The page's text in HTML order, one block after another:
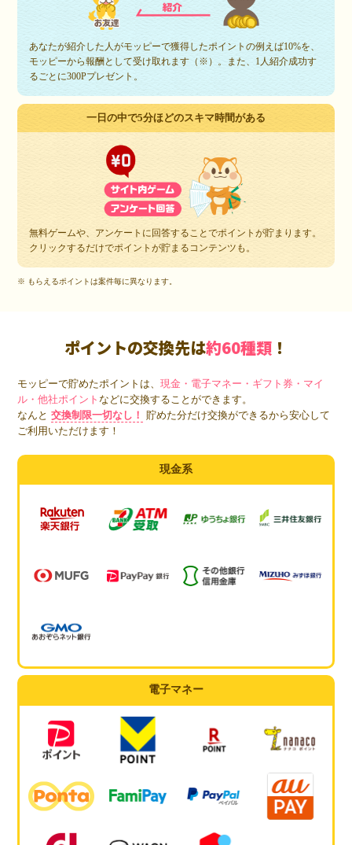
あなたが紹介した人がモッピーで獲得したポイントの例えば10%を、
モッピーから報酬として受け取れます（※）。また、1人紹介成功す
るごとに300Pプレゼント。
一日の中で5分ほどのスキマ時間がある
無料ゲームや、アンケートに回答することでポイントが貯まります。
クリックするだけでポイントが貯まるコンテンツも。
※ もらえるポイントは案件毎に異なります。
ポイントの交換先は約60種類 ！
モッピーで貯めたポイントは、現金・電子マネー・ギフト券・マイ
ル・他社ポイントなどに交換することができます。
なんと 交換制限一切なし！
貯めた分だけ交換ができるから安心して
ご利用いただけます！
現金系
電子マネー